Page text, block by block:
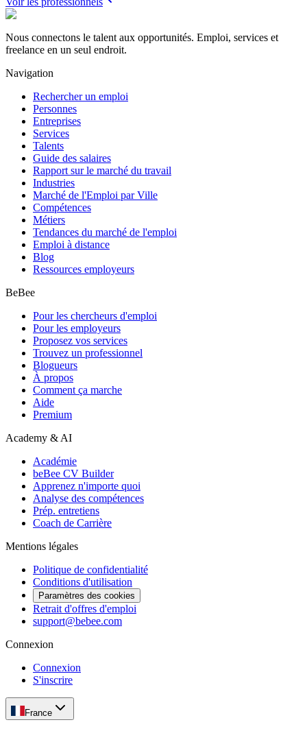
Nous connectons le talent aux opportunités. Emploi, services et
freelance en un seul endroit.
Navigation
Rechercher un emploi
Personnes
Entreprises
Services
Talents
Guide des salaires
Rapport sur le marché du travail
Industries
Marché de l'Emploi par Ville
Compétences
Métiers
Tendances du marché de l'emploi
Emploi à distance
Blog
Ressources employeurs
BeBee
Pour les chercheurs d'emploi
Pour les employeurs
Proposez vos services
Trouvez un professionnel
Blogueurs
À propos
Comment ça marche
Aide
Premium
Academy & AI
Académie
beBee CV Builder
Apprenez n'importe quoi
Analyse des compétences
Prép. entretiens
Coach de Carrière
Mentions légales
Politique de confidentialité
Conditions d'utilisation
Paramètres des cookies
Retrait d'offres d'emploi
support@bebee.com
Connexion
Connexion
S'inscrire
France